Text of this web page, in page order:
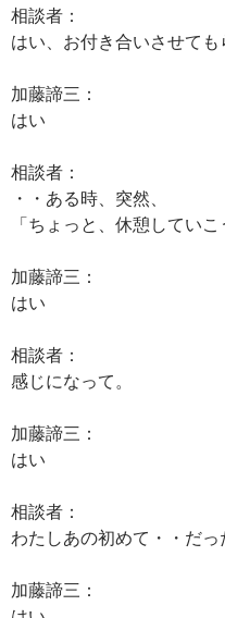
相談者：
はい、お付き合いさせても
加藤諦三：
はい
相談者：
・・ある時、突然、
「ちょっと、休憩してい
加藤諦三：
はい
相談者：
感じになって。
加藤諦三：
はい
相談者：
わたしあの初めて・・だっ
加藤諦三：